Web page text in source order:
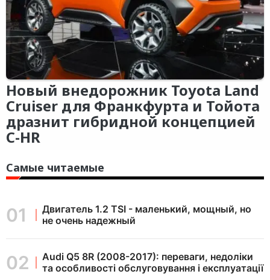
Новый внедорожник Toyota Land
Cruiser для Франкфурта и Тойота
дразнит гибридной концепцией
C-HR
Самые читаемые
Двигатель 1.2 TSI - маленький, мощный, но
не очень надежный
Audi Q5 8R (2008-2017): переваги, недоліки
та особливості обслуговування і експлуатації